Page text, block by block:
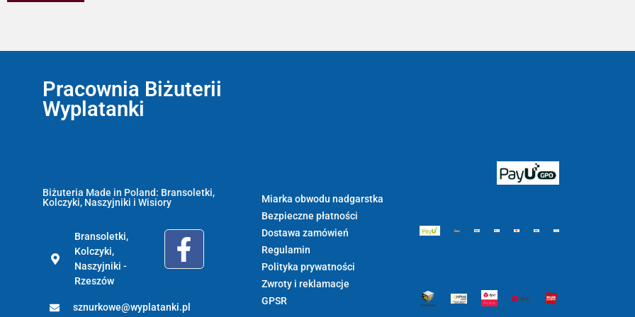
Pracownia Biżuterii
Wyplatanki
Biżuteria Made in Poland: Bransoletki,
Kolczyki, Naszyjniki i Wisiory
Bransoletki,
Kolczyki,
Naszyjniki -
Rzeszów
sznurkowe@wyplatanki.pl
Miarka obwodu nadgarstka
Bezpieczne płatności
Dostawa zamówień
Regulamin
Polityka prywatności
Zwroty i reklamacje
GPSR